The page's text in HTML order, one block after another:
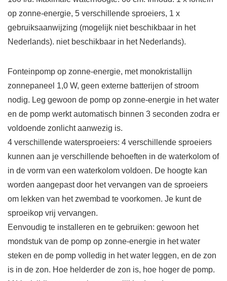
op zonne-energie, 5 verschillende sproeiers, 1 x
gebruiksaanwijzing (mogelijk niet beschikbaar in het
Nederlands). niet beschikbaar in het Nederlands).
Fonteinpomp op zonne-energie, met monokristallijn
zonnepaneel 1,0 W, geen externe batterijen of stroom
nodig. Leg gewoon de pomp op zonne-energie in het water
en de pomp werkt automatisch binnen 3 seconden zodra er
voldoende zonlicht aanwezig is.
4 verschillende watersproeiers: 4 verschillende sproeiers
kunnen aan je verschillende behoeften in de waterkolom of
in de vorm van een waterkolom voldoen. De hoogte kan
worden aangepast door het vervangen van de sproeiers
om lekken van het zwembad te voorkomen. Je kunt de
sproeikop vrij vervangen.
Eenvoudig te installeren en te gebruiken: gewoon het
mondstuk van de pomp op zonne-energie in het water
steken en de pomp volledig in het water leggen, en de zon
is in de zon. Hoe helderder de zon is, hoe hoger de pomp.